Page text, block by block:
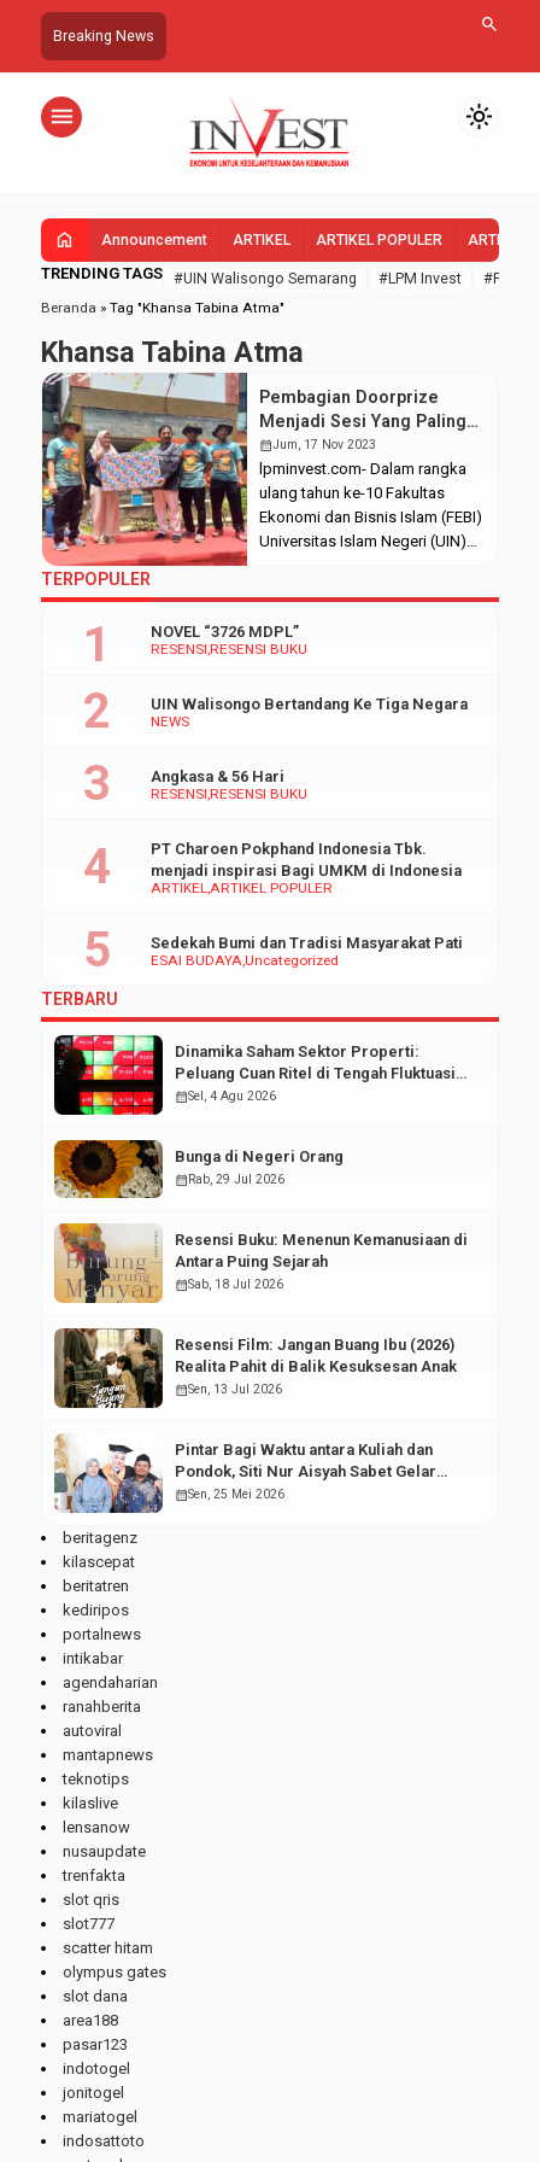
Breaking News search
menu light_mode
home Announcement ARTIKEL ARTIKEL POPULER ARTIKEL
TRENDING TAGS #UIN Walisongo Semarang #LPM Invest
#FEBI
Beranda » Tag "Khansa Tabina Atma"
Khansa Tabina Atma
Pembagian Doorprize
Menjadi Sesi Yang Paling
Ditunggu Dari Acara Febi
De-Volution
calendar_monthJum, 17 Nov 2023
lpminvest.com- Dalam rangka
ulang tahun ke-10 Fakultas
Ekonomi dan Bisnis Islam (FEBI)
Universitas Islam Negeri (UIN)
(17/11/23) yang bertempat di
dilanjutkan jalan sehat.
sela pengundian doorprize
TERPOPULER
RESENSI RESENSI BUKU
NOVEL “3726 MDPL”
NEWS
UIN Walisongo Bertandang Ke Tiga Negara
RESENSI RESENSI BUKU
Angkasa & 56 Hari
ARTIKELARTIKEL POPULER
PT Charoen Pokphand Indonesia Tbk.
menjadi inspirasi Bagi UMKM di Indonesia
ESAI BUDAYAUncategorized
Sedekah Bumi dan Tradisi Masyarakat Pati
TERBARU
Dinamika Saham Sektor Properti:
Peluang Cuan Ritel di Tengah Fluktuasi
Pasar Modal
calendar_monthSel, 4 Agu 2026
Bunga di Negeri Orang
calendar_monthRab, 29 Jul 2026
Resensi Buku: Menenun Kemanusiaan di
Antara Puing Sejarah
calendar_monthSab, 18 Jul 2026
Resensi Film: Jangan Buang Ibu (2026)
Realita Pahit di Balik Kesuksesan Anak
calendar_monthSen, 13 Jul 2026
Pintar Bagi Waktu antara Kuliah dan
Pondok, Siti Nur Aisyah Sabet Gelar
Wisudawan Terbaik
calendar_monthSen, 25 Mei 2026
beritagenz
kilascepat
beritatren
kediripos
portalnews
intikabar
agendaharian
ranahberita
autoviral
mantapnews
teknotips
kilaslive
lensanow
nusaupdate
trenfakta
slot qris
slot777
scatter hitam
olympus gates
slot dana
area188
pasar123
indotogel
jonitogel
mariatogel
indosattoto